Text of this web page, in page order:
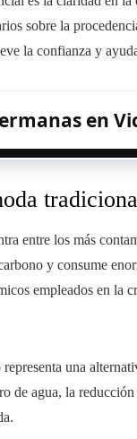
sobre la
la confianza y
en
entre los más
y consume
empleados en la
una
de agua, la